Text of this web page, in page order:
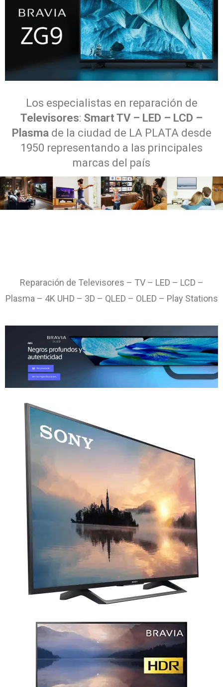
Los especialistas en reparación de
Televisores: Smart TV – LED – LCD –
Plasmade la ciudad de LA PLATA desde
1950 representando a las principales
marcas del país
Reparación de Televisores – TV – LED – LCD –
Plasma – 4K UHD – 3D – QLED – OLED – Play Stations